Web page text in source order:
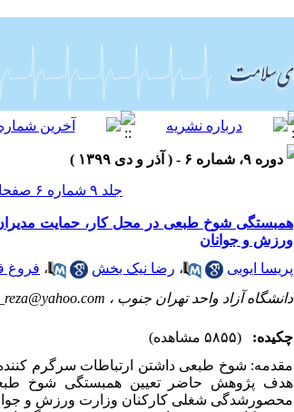
دوره ۹، شماره ۶ - ( آذر و دی ۱۳۹۹ )
جلد ۹ شماره ۶ صفحات ۱۲-۱
همبستگی شوخ طبعی در محل کار، حمایت
ورزش و جوانان
پریسا ایوبی
، رضا نیک بخش ، فروغ
دانشگاه آزاد واحد تهران جنوب ،
چکیده:
(۵۸۵۵ مشاهده)
مقدمه: شوخ طبعی داشتن ارتباطات سرگرم
هدف پژوهش حاضر تعیین همبستگی شوخ
محصورشدگی شغلی کارکنان وزارت ورزش و